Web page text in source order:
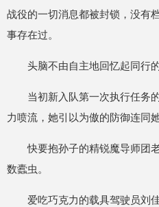
战役的一切消息都被封锁，没有
事存在过。
头脑不由自主地回忆起同行
当初新入队第一次执行任
力喷流，她引以为傲的防御连同
快要抱孙子的精锐魔导师
数蠹虫。
爱吃巧克力的载具驾驶员刘